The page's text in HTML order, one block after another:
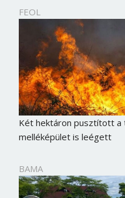
FEOL
Két hektáron pusztított a
melléképület is leégett
BAMA